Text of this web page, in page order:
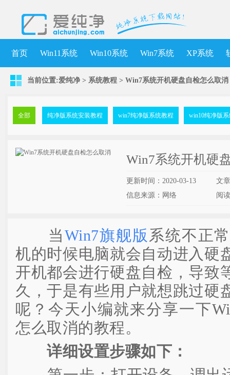
首页 Win11系统 Win10系统 Win7系统 XP系统
当前位置:爱纯净 > 系统教程 > Win7系统开机硬盘自检怎么取消
全部 纯净版系统安装教程 win7纯净版系统教程 win10纯净版
Win7系统开机硬
更新时间：2020-03-13
文
信息来源：网络
阅
当Win7旗舰版 系统不正
机的时候电脑就会自动进入硬
开机都会进行硬盘自检，导致
久，于是有些用户就想跳过硬
呢？今天小编就来分享一下
怎么取消的教程。
详细设置步骤如下：